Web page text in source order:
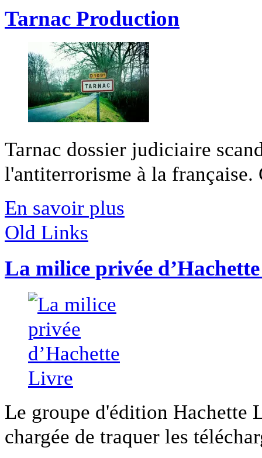
Tarnac Production
Tarnac dossier judiciaire
l'antiterrorisme à la française.
En savoir plus
Old Links
La milice privée
Le groupe d'édition Hachette
chargée de traquer les